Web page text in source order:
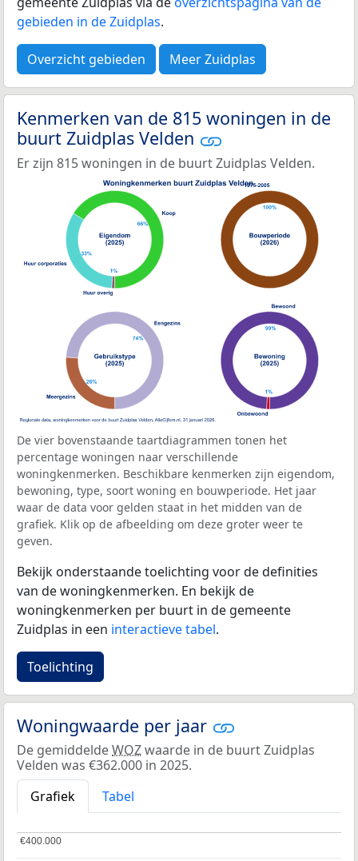
gebieden in de Zuidplas.
Overzicht gebieden Meer Zuidplas
Kenmerken van de 815 woningen in de
buurt Zuidplas Velden
Er zijn 815 woningen in de buurt Zuidplas Velden.
De vier bovenstaande taartdiagrammen tonen het
percentage woningen naar verschillende
woningkenmerken. Beschikbare kenmerken zijn eigendom,
bewoning, type, soort woning en bouwperiode. Het jaar
waar de data voor gelden staat in het midden van de
grafiek. Klik op de afbeelding om deze groter weer te
geven.
Bekijk onderstaande toelichting voor de definities
van de woningkenmerken. En bekijk de
woningkenmerken per buurt in de gemeente
Zuidplas in een interactieve tabel.
Toelichting
Woningwaarde per jaar
De gemiddeldeWOZwaarde in de buurt Zuidplas
Velden was €362.000 in 2025.
Grafiek
Tabel
€400.000
€400.000